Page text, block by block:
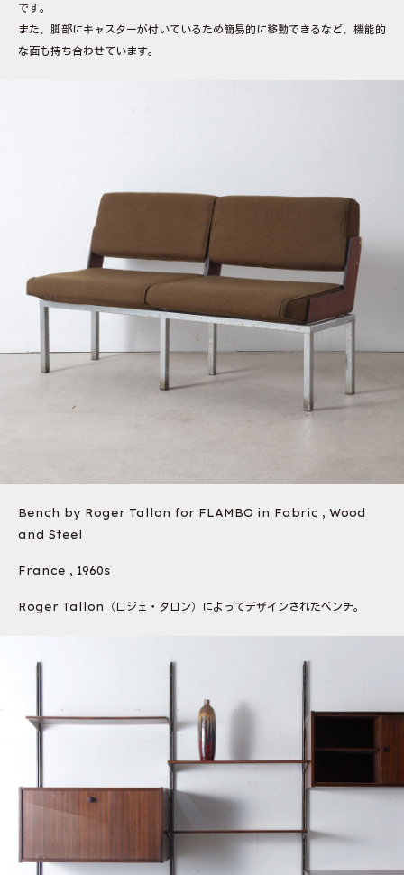
です。
また、脚部にキャスターが付いているため簡易的に移動できるなど、機能的
な面も持ち合わせています。
Bench by Roger Tallon for FLAMBO in Fabric , Wood
and Steel
France , 1960s
Roger Tallon（ロジェ・タロン）によってデザインされたベンチ。